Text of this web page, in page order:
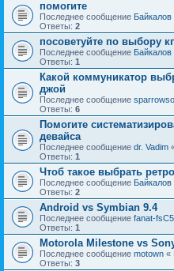
помогите
Последнее сообщение
Ответы: 2
посоветуйте по выбору
Последнее сообщение
Ответы: 1
Какой коммуникатор
джой
Последнее сообщение
Ответы: 6
Помогите
девайса
Последнее сообщение dr. Vadim
Ответы: 1
Чтоб такое выбрать
Последнее сообщение
Ответы: 2
Android vs Symbian 9.4
Последнее сообщение fanat-
Ответы: 1
Motorola Milestone vs
Последнее сообщение motown «
Ответы: 3